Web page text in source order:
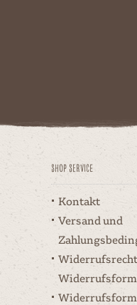
Shop Service
Kontakt
Versand und